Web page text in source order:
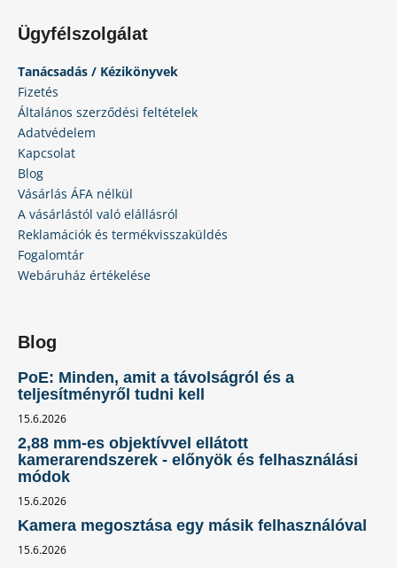
Ügyfélszolgálat
Tanácsadás / Kézikönyvek
Fizetés
Általános szerződési feltételek
Adatvédelem
Kapcsolat
Blog
Vásárlás ÁFA nélkül
A vásárlástól való elállásról
Reklamációk és termékvisszaküldés
Fogalomtár
Webáruház értékelése
Blog
PoE: Minden, amit a távolságról és a
teljesítményről tudni kell
15.6.2026
2,88 mm-es objektívvel ellátott
kamerarendszerek - előnyök és felhasználási
módok
15.6.2026
Kamera megosztása egy másik felhasználóval
15.6.2026